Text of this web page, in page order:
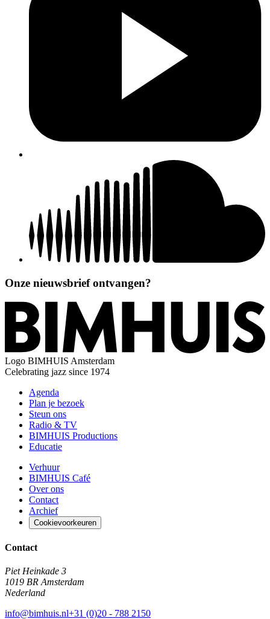
Onze nieuwsbrief ontvangen?
Logo BIMHUIS Amsterdam
Celebrating jazz since 1974
Agenda
Plan je bezoek
Steun ons
Radio & TV
BIMHUIS Productions
Educatie
Verhuur
BIMHUIS Café
Over ons
Contact
Archief
Cookievoorkeuren
Contact
Piet Heinkade 3
1019 BR Amsterdam
Nederland
info@bimhuis.nl+31 (0)20 - 788 2150